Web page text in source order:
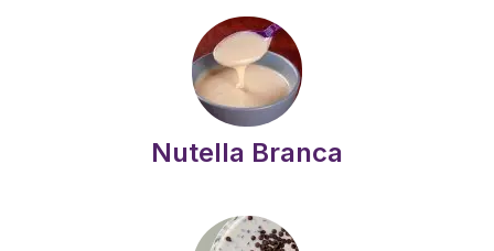
Nutella Branca